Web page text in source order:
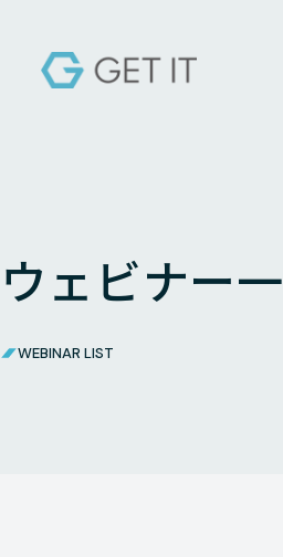
ウェビナー
WEBINAR LIST